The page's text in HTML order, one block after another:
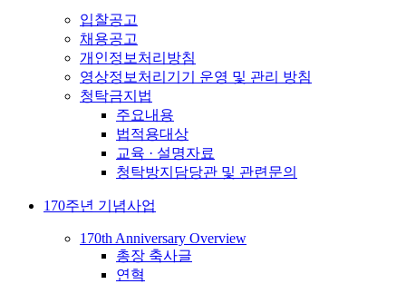
입찰공고
채용공고
개인정보처리방침
영상정보처리기기 운영 및 관리 방침
청탁금지법
주요내용
법적용대상
교육 · 설명자료
청탁방지담당관 및 관련문의
170주년 기념사업
170th Anniversary Overview
총장 축사글
연혁